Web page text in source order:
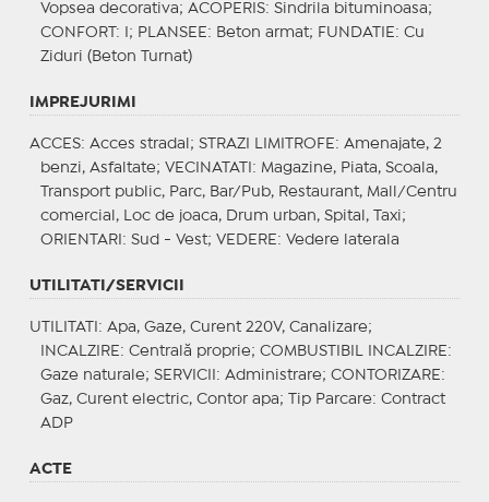
Vopsea decorativa; ACOPERIS: Sindrila bituminoasa;
CONFORT : I; PLANSEE : Beton armat; FUNDATIE : Cu
Ziduri (Beton Turnat)
IMPREJURIMI
ACCES: Acces stradal; STRAZI LIMITROFE : Amenajate, 2
benzi, Asfaltate; VECINATATI : Magazine, Piata, Scoala,
Transport public, Parc, Bar/Pub, Restaurant, Mall/Centru
comercial, Loc de joaca, Drum urban, Spital, Taxi;
ORIENTARI : Sud - Vest; VEDERE : Vedere laterala
UTILITATI/SERVICII
UTILITATI : Apa, Gaze, Curent 220V, Canalizare;
INCALZIRE : Centrală proprie; COMBUSTIBIL INCALZIRE :
Gaze naturale; SERVICII : Administrare; CONTORIZARE :
Gaz, Curent electric, Contor apa;
Tip Parcare: Contract
ADP
ACTE